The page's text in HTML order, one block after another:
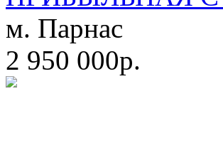
м. Парнас
2 950 000р.